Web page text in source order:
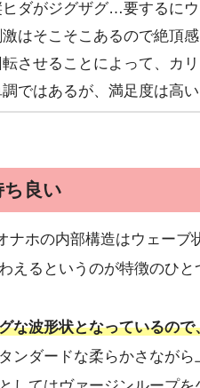
ダがジグザグ…要するにウ
はそこそこあるので絶頂感
転させることによって、カ
ではあるが、満足度は高い
良い
ナホの内部構造はウェー
えるというのが特徴のひと
な波形状となっているの
ンダードな柔らかさなが